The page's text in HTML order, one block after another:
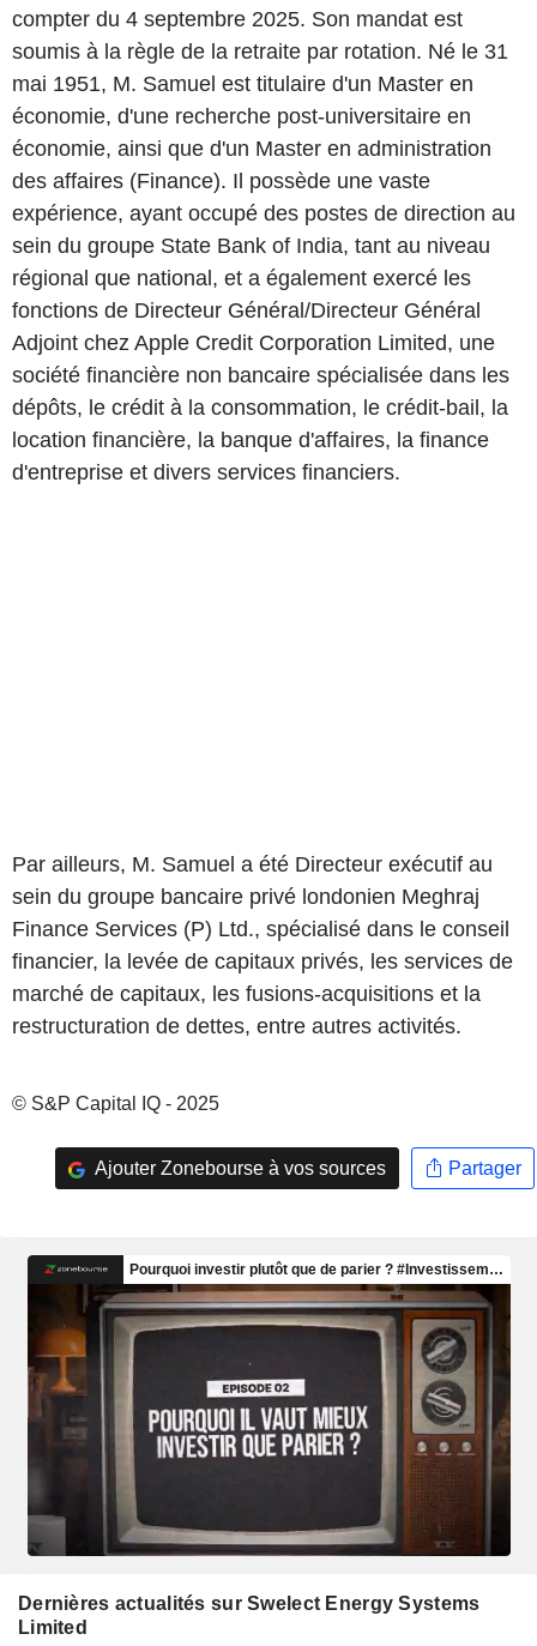
compter du 4 septembre 2025. Son mandat est
soumis à la règle de la retraite par rotation. Né le 31
mai 1951, M. Samuel est titulaire d'un Master en
économie, d'une recherche post-universitaire en
économie, ainsi que d'un Master en administration
des affaires (Finance). Il possède une vaste
expérience, ayant occupé des postes de direction au
sein du groupe State Bank of India, tant au niveau
régional que national, et a également exercé les
fonctions de Directeur Général/Directeur Général
Adjoint chez Apple Credit Corporation Limited, une
société financière non bancaire spécialisée dans les
dépôts, le crédit à la consommation, le crédit-bail, la
location financière, la banque d'affaires, la finance
d'entreprise et divers services financiers.
Par ailleurs, M. Samuel a été Directeur exécutif au
sein du groupe bancaire privé londonien Meghraj
Finance Services (P) Ltd., spécialisé dans le conseil
financier, la levée de capitaux privés, les services de
marché de capitaux, les fusions-acquisitions et la
restructuration de dettes, entre autres activités.
© S&P Capital IQ - 2025
Ajouter Zonebourse à vos sources Partager
Dernières actualités sur Swelect Energy Systems
Limited